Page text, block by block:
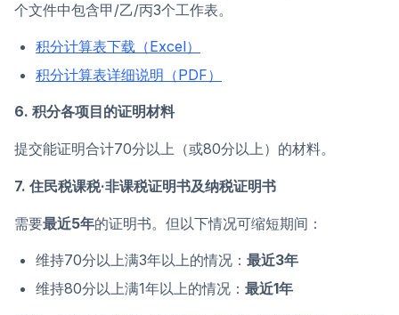
个文件中包含甲/乙/丙3个工作表。
积分计算表下载（Excel）
积分计算表详细说明（PDF）
6. 积分各项目的证明材料
提交能证明合计70分以上（或80分以上）的材料。
7. 住民税课税·非课税证明书及纳税证明书
需要最近5年的证明书。但以下情况可缩短期间：
维持70分以上满3年以上的情况： 最近3年
维持80分以上满1年以上的情况： 最近1年